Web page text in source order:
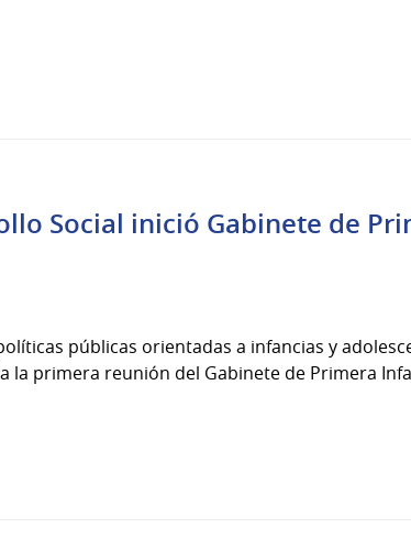
Social inició Gabinete de
públicas orientadas a infancias y
la primera reunión del Gabinete de Primera